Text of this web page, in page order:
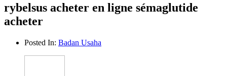
rybelsus acheter en ligne sémaglutide
acheter
Posted In: Badan Usaha